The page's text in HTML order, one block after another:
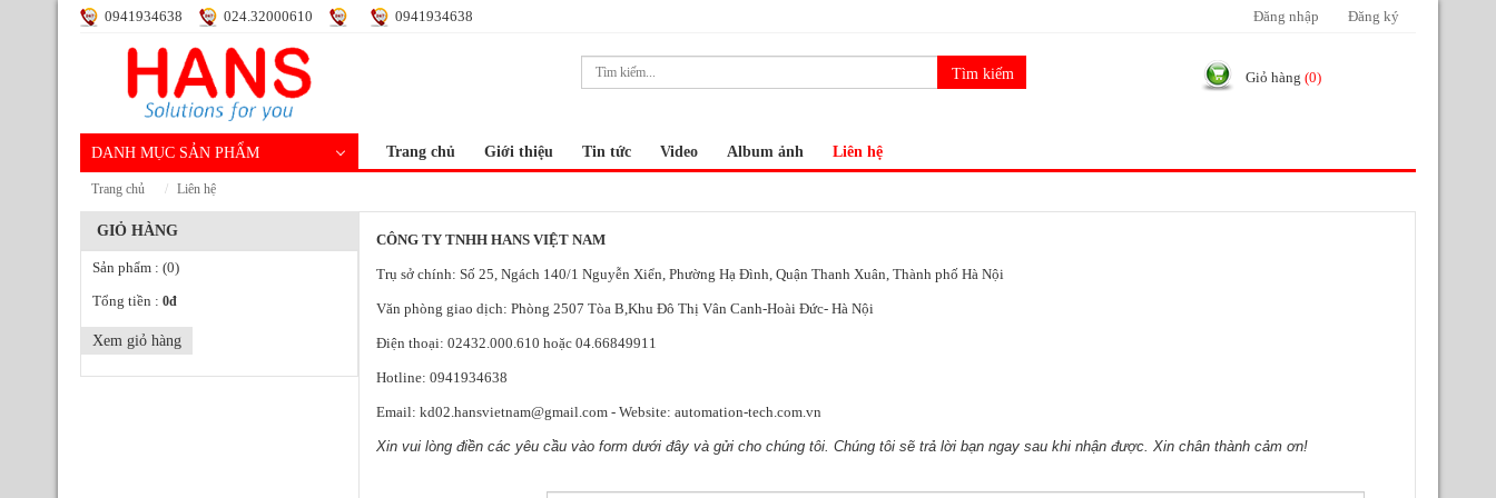
0941934638 024.32000610 0941934638 Đăng nhập Đăng ký
Giỏ hàng (0)
DANH MỤC SẢN PHẨM Trang chủ Giới thiệu Tin tức Video Album ảnh Liên hệ
trang chủ liên hệ
GIỎ HÀNG
Sản phẩm : (0)
Tổng tiền : 0đ
Xem giỏ hàng
CÔNG TY TNHH HANS VIỆT NAM
Trụ sở chính: Số 25, Ngách 140/1 Nguyễn Xiển, Phường Hạ Đình, Quận Thanh Xuân, Thành phố Hà Nội
Văn phòng giao dịch: ​Phòng 2507 Tòa B,Khu Đô Thị Vân Canh-Hoài Đức- Hà Nội
Điện thoại: 02432.000.610 hoặc 04.66849911
Hotline: 0941934638
Email: kd02.hansvietnam@gmail.com - Website: automation-tech.com.vn
Xin vui lòng điền các yêu cầu vào form dưới đây và gửi cho chúng tôi. Chúng tôi sẽ trả lời bạn ngay sau khi nhận được. Xin chân thành cảm ơn!